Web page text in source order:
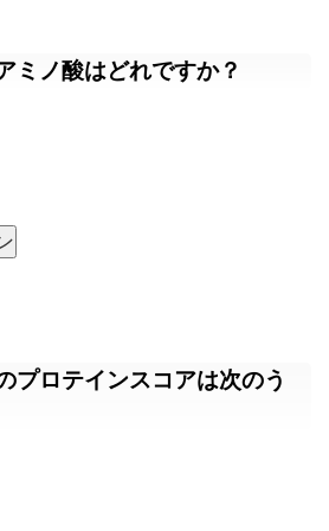
ミノ酸はどれですか？
プロテインスコアは次のう